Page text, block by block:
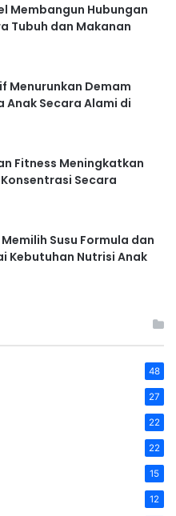
Membangun Hubungan
Tubuh dan Makanan
Menurunkan Demam
Anak Secara Alami di
Fitness Meningkatkan
Secara
Susu Formula dan
Kebutuhan Nutrisi Anak
48
27
22
22
15
12